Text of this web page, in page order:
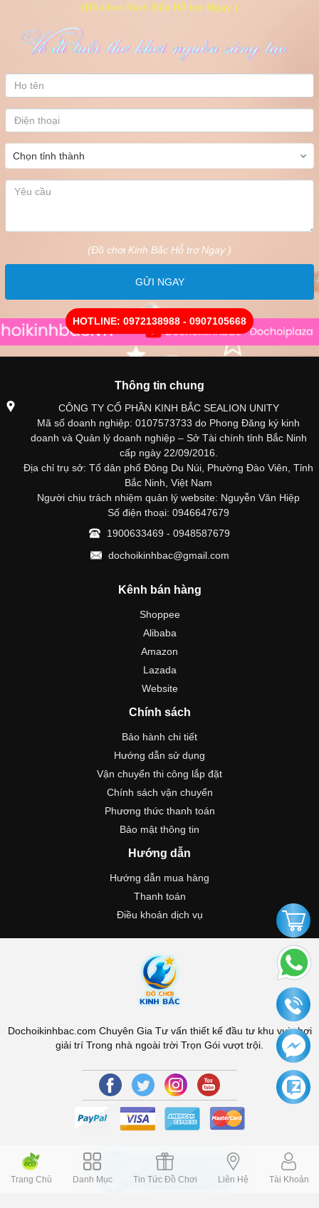
(Đồ chơi Kinh Bắc Hỗ trợ Ngay )
(Đồ chơi Kinh Bắc Hỗ trợ Ngay )
GỬI NGAY
HOTLINE: 0972138988 - 0907105668
Thông tin chung
CÔNG TY CỔ PHẦN KINH BẮC SEALION UNITY
Mã số doanh nghiệp: 0107573733 do Phong Đăng ký kinh
doanh và Quản lý doanh nghiệp – Sở Tài chính tỉnh Bắc Ninh
cấp ngày 22/09/2016.
Địa chỉ trụ sở: Tổ dân phố Đông Du Núi, Phường Đào Viên, Tỉnh
Bắc Ninh, Việt Nam
Người chịu trách nhiệm quản lý website: Nguyễn Văn Hiệp
Số điện thoại: 0946647679
1900633469 - 0948587679
dochoikinhbac@gmail.com
Kênh bán hàng
Shoppee
Alibaba
Amazon
Lazada
Website
Chính sách
Bảo hành chi tiết
Hướng dẫn sử dụng
Vận chuyển thi công lắp đặt
Chính sách vận chuyển
Phương thức thanh toán
Bảo mật thông tin
Hướng dẫn
Hướng dẫn mua hàng
Thanh toán
Điều khoản dịch vụ
Dochoikinhbac.com Chuyên Gia Tư vấn thiết kế đầu tư khu vui chơi
giải trí Trong nhà ngoài trời Trọn Gói vượt trội.
Trang Chủ Danh Mục Tin Tức Đồ Chơi Liên Hệ Tài Khoản